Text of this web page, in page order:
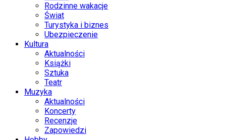
Rodzinne wakacje
Świat
Turystyka i biznes
Ubezpieczenie
Kultura
Aktualności
Książki
Sztuka
Teatr
Muzyka
Aktualności
Koncerty
Recenzje
Zapowiedzi